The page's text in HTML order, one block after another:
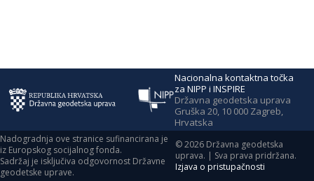
Nacionalna kontaktna točka
za NIPP i INSPIRE
Državna geodetska uprava
Gruška 20, 10 000 Zagreb,
Hrvatska
Nadogradnja ove stranice sufinancirana je
iz Europskog socijalnog fonda.
Sadržaj je isključiva odgovornost Državne
geodetske uprave.
©2026 Državna geodetska
uprava. | Sva prava pridržana.
Izjava o pristupačnosti